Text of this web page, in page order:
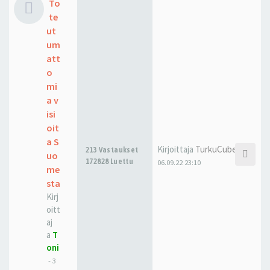
To
te
ut
um
att
o
mi
a v
isi
oit
a S
uo
me
sta
Kirj
oitt
aj
a T
oni
-3
213 Vastaukset
172828 Luettu
Kirjoittaja TurkuCubed
06.09.22 23:10